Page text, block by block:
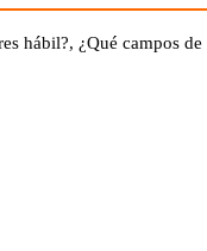
hábil?, ¿Qué campos